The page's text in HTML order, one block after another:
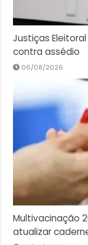
Justiças
contra assédio
06/08/2026
Multivacinação
atualizar